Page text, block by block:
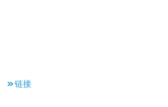
链接